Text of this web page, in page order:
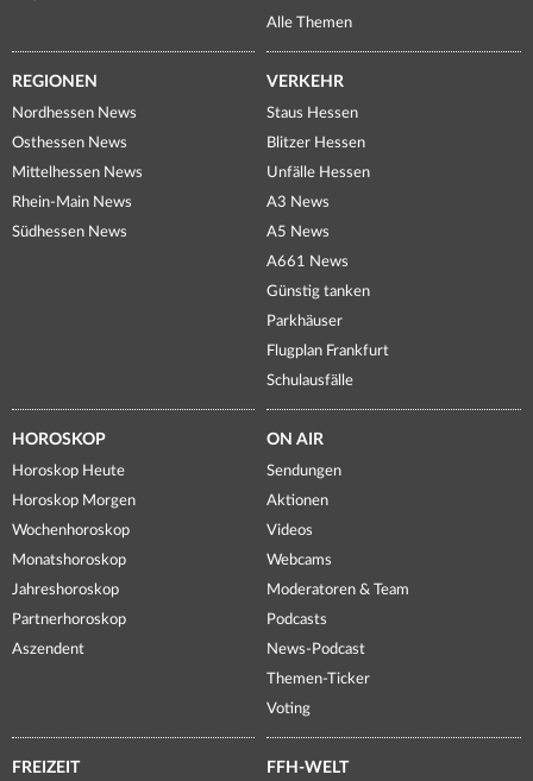
Alle Themen
REGIONEN
Nordhessen News
Osthessen News
Mittelhessen News
Rhein-Main News
Südhessen News
VERKEHR
Staus Hessen
Blitzer Hessen
Unfälle Hessen
A3 News
A5 News
A661 News
Günstig tanken
Parkhäuser
Flugplan Frankfurt
Schulausfälle
HOROSKOP
Horoskop Heute
Horoskop Morgen
Wochenhoroskop
Monatshoroskop
Jahreshoroskop
Partnerhoroskop
Aszendent
ON AIR
Sendungen
Aktionen
Videos
Webcams
Moderatoren & Team
Podcasts
News-Podcast
Themen-Ticker
Voting
FREIZEIT FFH-WELT